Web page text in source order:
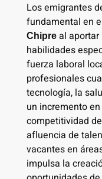
Los emigrantes
fundamental en
Chipreal aportar
habilidades
fuerza laboral
profesionales
tecnología, la
un incremento
competitividad
afluencia de
vacantes en
impulsa la